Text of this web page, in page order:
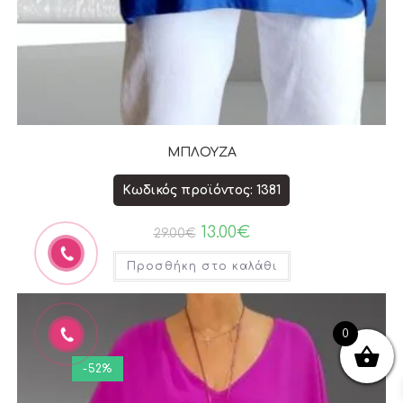
ΜΠΛΟΥΖΑ
Κωδικός προϊόντος: 1381
29.00€ 13.00€
Προσθήκη στο καλάθι
-52%
0